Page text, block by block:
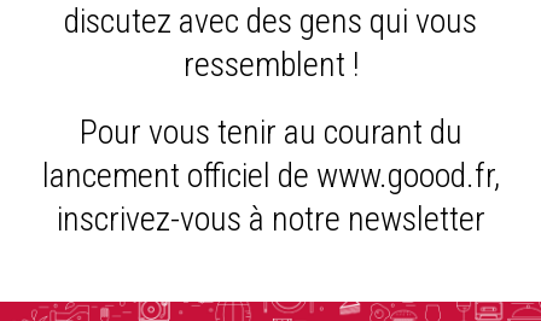
discutez avec des gens qui vous
ressemblent !
Pour vous tenir au courant du
lancement officiel de www.goood.fr,
inscrivez-vous à notre newsletter